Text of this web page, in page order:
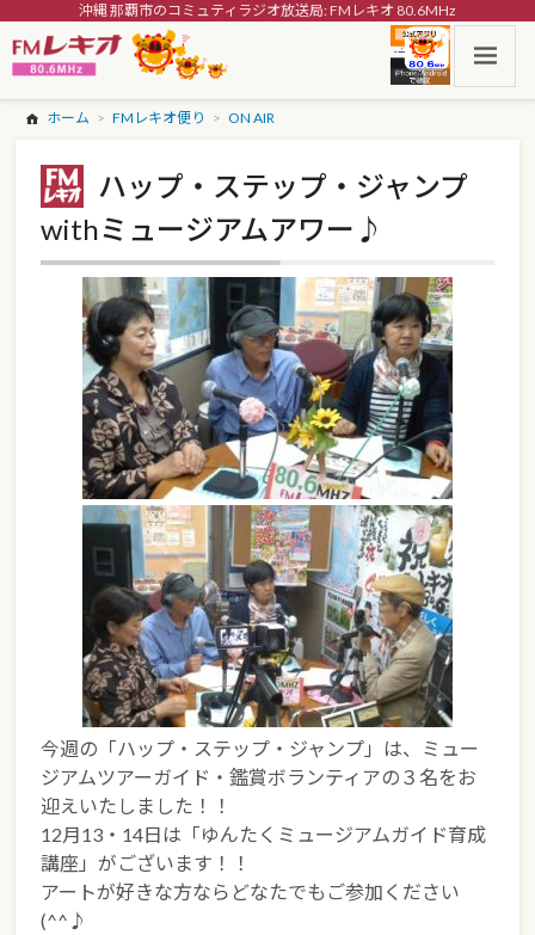
沖縄 那覇市のコミュティラジオ放送局: FMレキオ 80.6MHz
ホーム FMレキオ便り ON AIR
ハップ・ステップ・ジャンプ
withミュージアムアワー♪
今週の「ハップ・ステップ・ジャンプ」は、ミュー
ジアムツアーガイド・鑑賞ボランティアの３名をお
迎えいたしました！！
12月13・14日は「ゆんたくミュージアムガイド育成
講座」がございます！！
アートが好きな方ならどなたでもご参加ください
(^^♪